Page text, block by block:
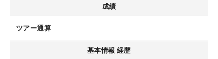
成績
ツアー通算
基本情報 経歴